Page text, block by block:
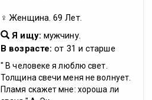
♀ Женщина. 69 Лет.
Я ищу: мужчину.
В возрасте: от 31 и старше
" В человеке я люблю свет.
Толщина свечи меня не волнует.
Пламя скажет мне: хороша ли